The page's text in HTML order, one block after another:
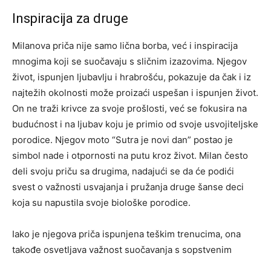
Inspiracija za druge
Milanova priča nije samo lična borba, već i inspiracija
mnogima koji se suočavaju s sličnim izazovima. Njegov
život, ispunjen ljubavlju i hrabrošću, pokazuje da čak i iz
najtežih okolnosti može proizaći uspešan i ispunjen život.
On ne traži krivce za svoje prošlosti, već se fokusira na
budućnost i na ljubav koju je primio od svoje usvojiteljske
porodice. Njegov moto “Sutra je novi dan” postao je
simbol nade i otpornosti na putu kroz život. Milan često
deli svoju priču sa drugima, nadajući se da će podići
svest o važnosti usvajanja i pružanja druge šanse deci
koja su napustila svoje biološke porodice.
Iako je njegova priča ispunjena teškim trenucima, ona
takođe osvetljava važnost suočavanja s sopstvenim